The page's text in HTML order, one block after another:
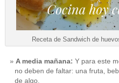
Receta de Sandwich de
A media mañana: Y para este
no deben de faltar: una fruta,
de algo.